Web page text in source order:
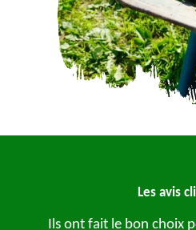
Les avis
Ils ont fait le bon choix